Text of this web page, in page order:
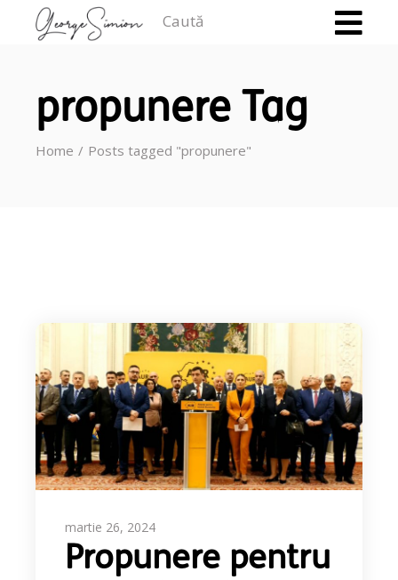
propunere Tag
Home Posts tagged "propunere"
martie 26, 2024
Propunere pentru